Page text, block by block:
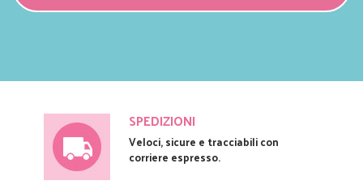
SPEDIZIONI
Veloci, sicure e tracciabili con
corriere espresso.